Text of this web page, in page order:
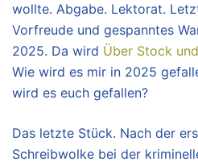
wollte. Abgabe. Lektorat.
Vorfreude und gespanntes
2025. Da wird Über Stock
Wie wird es mir in 2025
wird es euch gefallen?
Das letzte Stück. Nach der
Schreibwolke bei der